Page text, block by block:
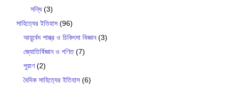
সন্ধি(3)
সাহিত্যের ইতিহাস (96)
আয়ুর্বেদ শাস্ত্র ও চিকিৎসা বিজ্ঞান(3)
জ্যোতির্বিজ্ঞান ও গণিত(7)
পুরাণ(2)
বৈদিক সাহিত্যের ইতিহাস (6)